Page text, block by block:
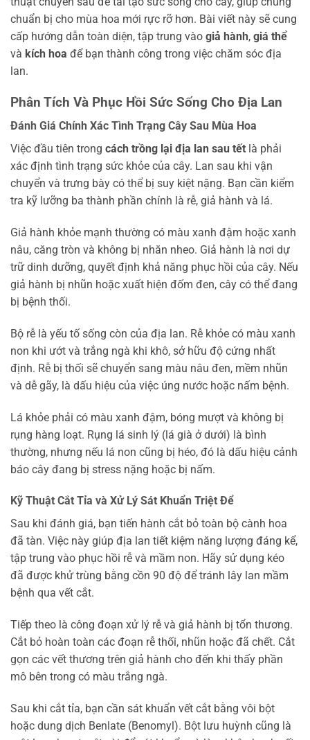
chuẩn bị cho mùa hoa mới rực rỡ hơn. Bài viết này sẽ cung
cấp hướng dẫn toàn diện, tập trung vào giả hành, giá thể
và kích hoa để bạn thành công trong việc chăm sóc địa
lan.
Phân Tích Và Phục Hồi Sức Sống Cho Địa Lan
Đánh Giá Chính Xác Tình Trạng Cây Sau Mùa Hoa
Việc đầu tiên trong cách trồng lại địa lan sau tết là phải
xác định tình trạng sức khỏe của cây. Lan sau khi vận
chuyển và trưng bày có thể bị suy kiệt nặng. Bạn cần kiểm
tra kỹ lưỡng ba thành phần chính là rễ, giả hành và lá.
Giả hành khỏe mạnh thường có màu xanh đậm hoặc xanh
nâu, căng tròn và không bị nhăn nheo. Giả hành là nơi dự
trữ dinh dưỡng, quyết định khả năng phục hồi của cây. Nếu
giả hành bị nhũn hoặc xuất hiện đốm đen, cây có thể đang
bị bệnh thối.
Bộ rễ là yếu tố sống còn của địa lan. Rễ khỏe có màu xanh
non khi ướt và trắng ngà khi khô, sở hữu độ cứng nhất
định. Rễ bị thối sẽ chuyển sang màu nâu đen, mềm nhũn
và dễ gãy, là dấu hiệu của việc úng nước hoặc nấm bệnh.
Lá khỏe phải có màu xanh đậm, bóng mượt và không bị
rụng hàng loạt. Rụng lá sinh lý (lá già ở dưới) là bình
thường, nhưng nếu lá non cũng bị héo, đó là dấu hiệu cảnh
báo cây đang bị stress nặng hoặc bị nấm.
Kỹ Thuật Cắt Tỉa và Xử Lý Sát Khuẩn Triệt Để
Sau khi đánh giá, bạn tiến hành cắt bỏ toàn bộ cành hoa
đã tàn. Việc này giúp địa lan tiết kiệm năng lượng đáng kể,
tập trung vào phục hồi rễ và mầm non. Hãy sử dụng kéo
đã được khử trùng bằng cồn 90 độ để tránh lây lan mầm
bệnh qua vết cắt.
Tiếp theo là công đoạn xử lý rễ và giả hành bị tổn thương.
Cắt bỏ hoàn toàn các đoạn rễ thối, nhũn hoặc đã chết. Cắt
gọn các vết thương trên giả hành cho đến khi thấy phần
mô bên trong có màu trắng ngà.
Sau khi cắt tỉa, bạn cần sát khuẩn vết cắt bằng vôi bột
hoặc dung dịch Benlate (Benomyl). Bột lưu huỳnh cũng là